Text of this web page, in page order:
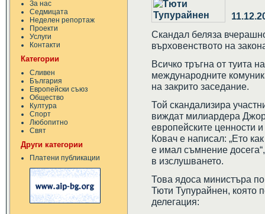
За нас
Седмицата
Неделен репортаж
Проекти
Услуги
Контакти
Категории
Сливен
България
Европейски съюз
Общество
Култура
Спорт
Любопитно
Свят
Други категории
Платени публикации
Скандал беляза
върховенството на
Всичко тръгна от туита
международните
на закрито заседание.
Той скандализира
виждат милиардера
европейските ценности
Ковач е написал: „Ето
е имал съмнение
в изслушването.
Това ядоса министъра
Тюти Тупурайнен, която
делегация: